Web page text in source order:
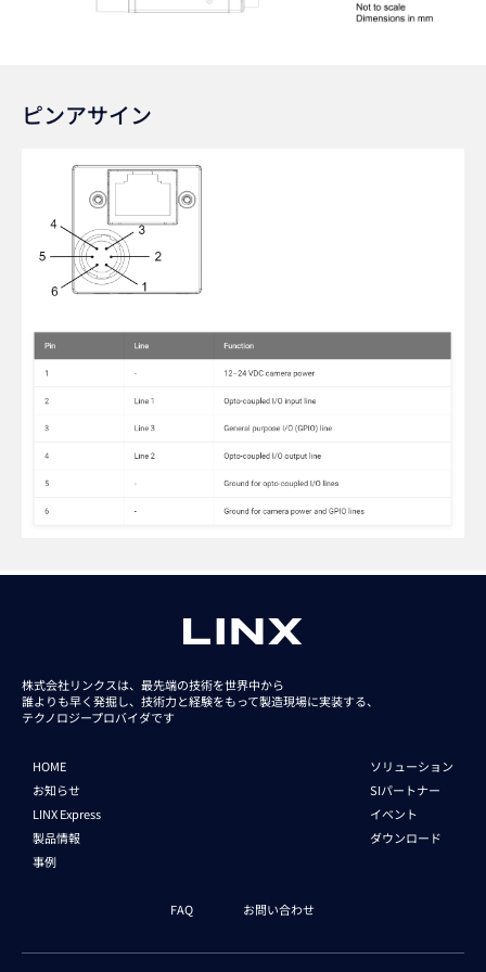
ピンアサイン
株式会社リンクスは、最先端の技術を世界中から
誰よりも早く発掘し、技術力と経験をもって製造現場に実装する、
テクノロジープロバイダです
HOME
お知らせ
LINX Express
製品情報
事例
ソリューション
SIパートナー
イベント
ダウンロード
FAQ お問い合わせ